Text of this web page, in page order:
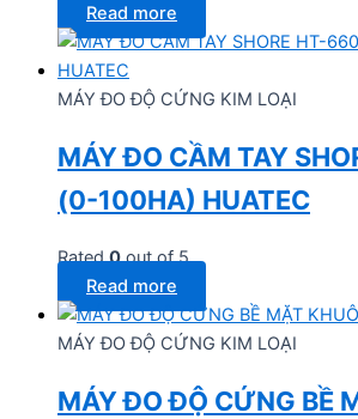
Read more
MÁY ĐO ĐỘ CỨNG KIM LOẠI
MÁY ĐO CẦM TAY
(0-100HA) HUATEC
Rated0out of 5
Read more
MÁY ĐO ĐỘ CỨNG KIM LOẠI
MÁY ĐO ĐỘ CỨNG BỀ